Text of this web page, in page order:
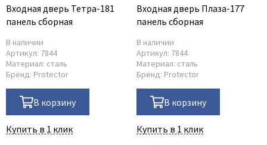
Входная дверь Тетра-181
панель сборная
В наличии
Артикул: 7844
Материал: сталь
Бренд: Protector
В корзину
Купить в 1 клик
Входная дверь Плаза-177
панель сборная
В наличии
Артикул: 7844
Материал: сталь
Бренд: Protector
В корзину
Купить в 1 клик